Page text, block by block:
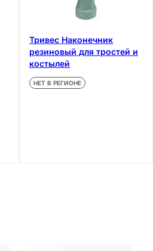
Тривес Наконечник
резиновый для тростей и
костылей
НЕТ В РЕГИОНЕ